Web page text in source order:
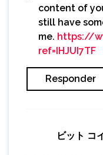
content of
still have
me. https://
ref=IHJUI7TF
Responder
ビット コ